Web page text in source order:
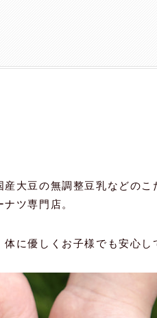
大豆の無調整豆乳などのこ
ツ専門店。
に優しくお子様でも安心し